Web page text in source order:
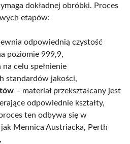
dokładnej obróbki. Proces
etapów:
odpowiednią czystość
poziomie 999,9,
na celu spełnienie
standardów jakości,
– materiał przekształcany jest
odpowiednie kształty,
ten odbywa się w
Mennica Austriacka, Perth